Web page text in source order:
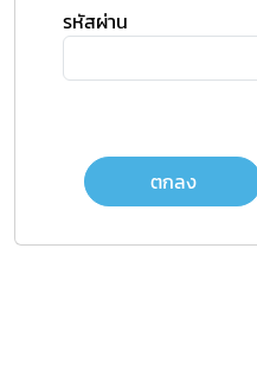
รหัสผ่าน
ตกลง